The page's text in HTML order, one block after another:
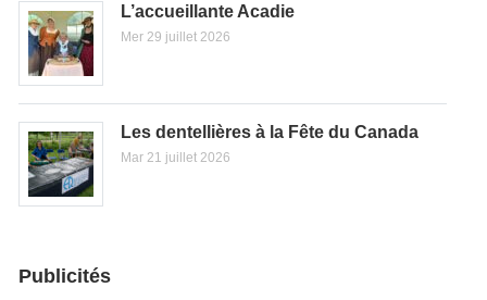
L’accueillante Acadie
Mer 29 juillet 2026
Les dentellières à la Fête du Canada
Mar 21 juillet 2026
Publicités